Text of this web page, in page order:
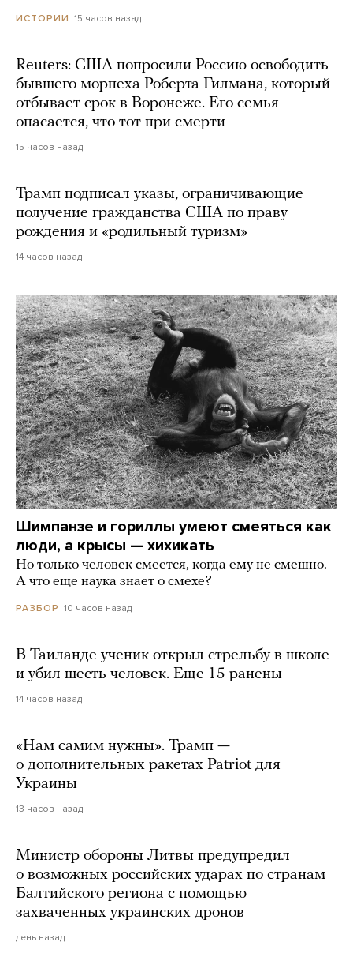
ИСТОРИИ 15 часов назад
Reuters: США попросили Россию освободить
бывшего морпеха Роберта Гилмана, который
отбывает срок в Воронеже. Его семья
опасается, что тот при смерти
15 часов назад
Трамп подписал указы, ограничивающие
получение гражданства США по праву
рождения и «родильный туризм»
14 часов назад
Шимпанзе и гориллы умеют смеяться как
люди, а крысы — хихикать
Но только человек смеется, когда ему не смешно.
А что еще наука знает о смехе?
РАЗБОР 10 часов назад
В Таиланде ученик открыл стрельбу в школе
и убил шесть человек. Еще 15 ранены
14 часов назад
«Нам самим нужны». Трамп —
о дополнительных ракетах Patriot для
Украины
13 часов назад
Министр обороны Литвы предупредил
о возможных российских ударах по странам
Балтийского региона с помощью
захваченных украинских дронов
день назад